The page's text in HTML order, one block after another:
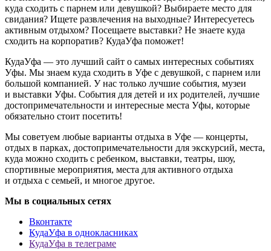
куда сходить с парнем или девушкой? Выбираете место для
свидания? Ищете развлечения на выходные? Интересуетесь
активным отдыхом? Посещаете выставки? Не знаете куда
сходить на корпоратив? КудаУфа поможет!
КудаУфа — это лучший сайт о самых интересных событиях
Уфы. Мы знаем куда сходить в Уфе с девушкой, с парнем или
большой компанией. У нас только лучшие события, музеи
и выставки Уфы. События для детей и их родителей, лучшие
достопримечательности и интересные места Уфы, которые
обязательно стоит посетить!
Мы советуем любые варианты отдыха в Уфе — концерты,
отдых в парках, достопримечательности для экскурсий, места,
куда можно сходить с ребенком, выставки, театры, шоу,
спортивные мероприятия, места для активного отдыха
и отдыха с семьей, и многое другое.
Мы в социальных сетях
Вконтакте
КудаУфа в однокласниках
КудаУфа в телеграме